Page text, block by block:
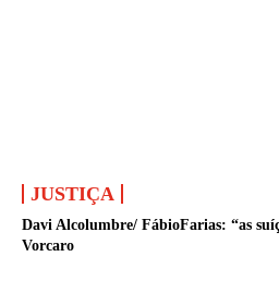
JUSTIÇA
Davi Alcolumbre/ FábioFarias: “as
Vorcaro